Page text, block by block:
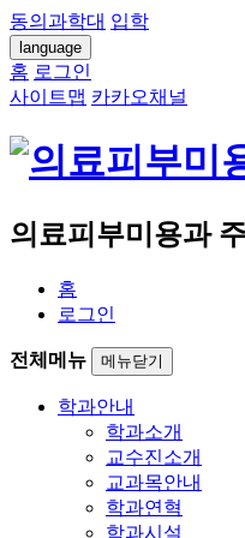
동의과학대 입학
language
홈 로그인
사이트맵 카카오채널
의료피부미용과
홈
로그인
전체메뉴 메뉴닫기
학과안내
학과소개
교수진소개
교과목안내
학과연혁
학과시설